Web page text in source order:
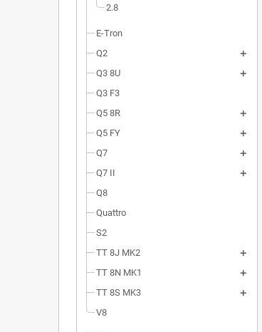
2.8
E-Tron
Q2
Q3 8U
Q3 F3
Q5 8R
Q5 FY
Q7
Q7 II
Q8
Quattro
S2
TT 8J MK2
TT 8N MK1
TT 8S MK3
V8